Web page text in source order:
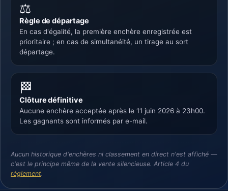
⚖️
Règle de départage
En cas d'égalité, la première enchère enregistrée est
prioritaire ; en cas de simultanéité, un tirage au sort
départage.
🏁
Clôture définitive
Aucune enchère acceptée après le 11 juin 2026 à 23h00.
Les gagnants sont informés par e-mail.
Aucun historique d'enchères ni classement en direct n'est affiché —
c'est le principe même de la vente silencieuse. Article 4 du
règlement.